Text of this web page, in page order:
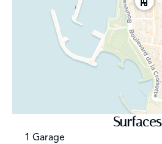
Surfaces
1 Garage